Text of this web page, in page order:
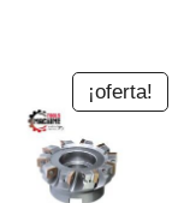
¡oferta!